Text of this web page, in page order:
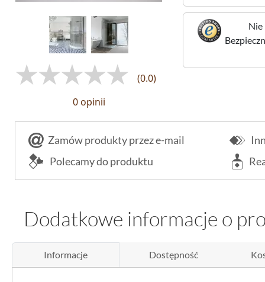
(0.0)
0 opinii
Nie
Zamów produkty przez e-mail
Polecamy do produktu
Dodatkowe informacje o
Informacje Dostępność